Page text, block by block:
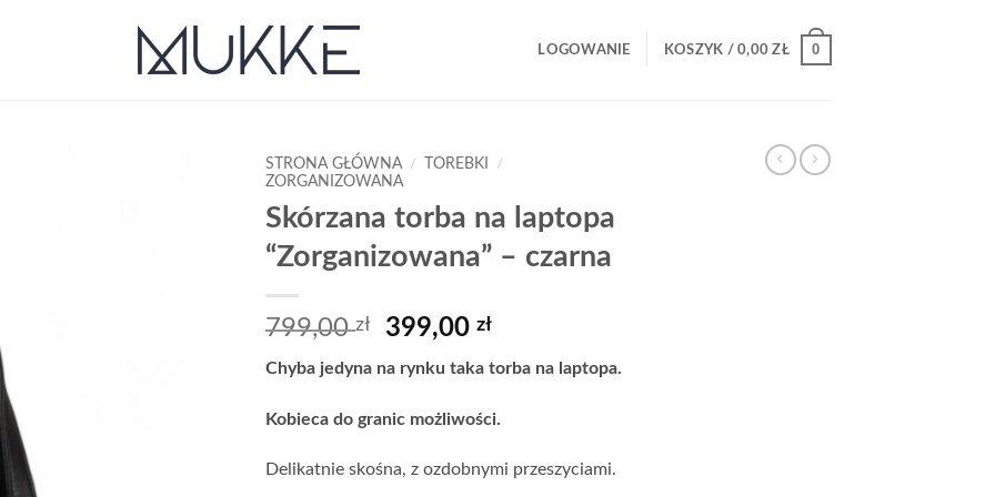
LOGOWANIE KOSZYK /0,00ZŁ 0
STRONA GŁÓWNA / TOREBKI
/
ZORGANIZOWANA
Skórzana torba na laptopa
“Zorganizowana” – czarna
799,00zł
Pierwotna
wynosiła:
799,00 zł.
399,00złAktualna
wynosi:
399,00 zł.
Chyba jedyna na rynku taka torba na laptopa.
Kobieca do granic możliwości.
Delikatnie skośna, z ozdobnymi przeszyciami.